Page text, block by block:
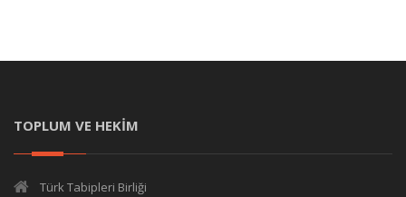
TOPLUM VE HEKİM
Türk Tabipleri Birliği